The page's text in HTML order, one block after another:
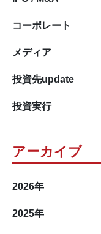
コーポレート
メディア
投資先update
投資実行
アーカイブ
2026年
2025年